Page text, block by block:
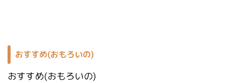
おすすめ(おもろいの)
おすすめ(おもろいの)